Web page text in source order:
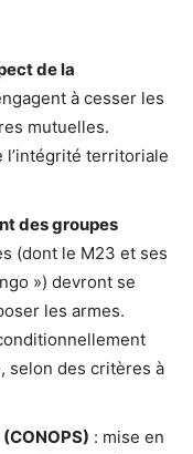
de la
à cesser les
mutuelles.
l’intégrité territoriale
des groupes
(dont le M23 et ses
») devront se
les armes.
selon des critères à
: mise en